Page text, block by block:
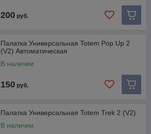
200 руб.
Палатка Универсальная Totem Pop Up 2
(V2) Автоматическая
В наличии
150 руб.
Палатка Универсальная Totem Trek 2 (V2)
В наличии